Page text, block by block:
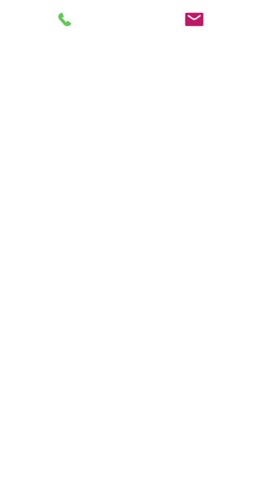
Retourenbeleid